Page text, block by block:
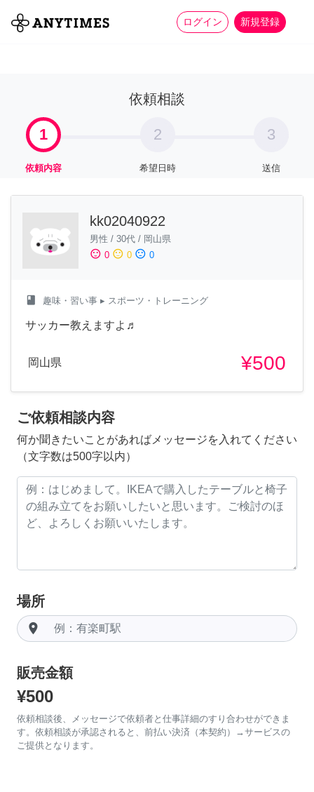
ログイン 新規登録
全て 家事 more_horiz
依頼相談
1
依頼内容
2
希望日時
3
送信
kk02040922
男性 / 30代 / 岡山県
sentiment_satisfied 0 sentiment_neutral 0 sentiment_dissatisfied 0
class 趣味・習い事 ▸ スポーツ・トレーニング
サッカー教えますよ♬
岡山県 ¥500
ご依頼相談内容
何か聞きたいことがあればメッセージを入れてください
（文字数は500字以内）
場所
room
販売金額
¥500
依頼相談後、メッセージで依頼者と仕事詳細のすり合わせができま
す。依頼相談が承認されると、前払い決済（本契約）→サービスの
ご提供となります。